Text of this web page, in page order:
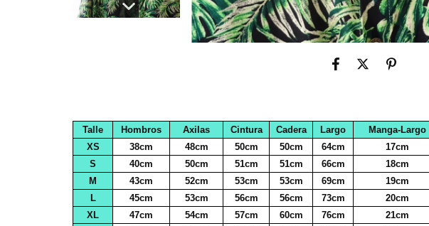
Talle Hombros Axilas Cintura Cadera Largo Manga-Largo
XS
38cm 48cm 50cm 50cm 64cm 17cm
S
40cm 50cm 51cm 51cm 66cm 18cm
M
43cm 52cm 53cm 53cm 69cm 19cm
L
45cm 53cm 56cm 56cm 73cm 20cm
XL
47cm 54cm 57cm 60cm 76cm 21cm